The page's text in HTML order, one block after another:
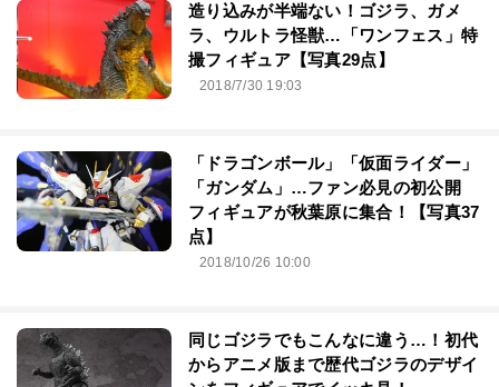
造り込みが半端ない！ゴジラ、ガメ
ラ、ウルトラ怪獣…「ワンフェス」特
撮フィギュア【写真29点】
2018/7/30 19:03
「ドラゴンボール」「仮面ライダー」
「ガンダム」…ファン必見の初公開
フィギュアが秋葉原に集合！【写真37
点】
2018/10/26 10:00
同じゴジラでもこんなに違う…！初代
からアニメ版まで歴代ゴジラのデザイ